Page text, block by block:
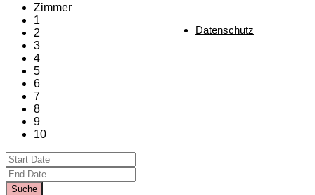
Datenschutz
Zimmer
1
2
3
4
5
6
7
8
9
10